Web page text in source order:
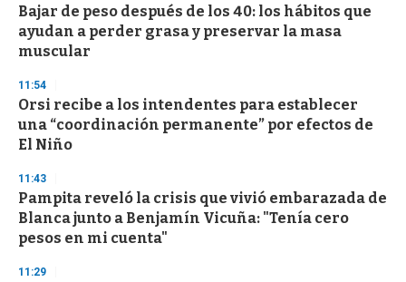
Bajar de peso después de los 40: los hábitos que
ayudan a perder grasa y preservar la masa
muscular
11:54
Orsi recibe a los intendentes para establecer
una “coordinación permanente” por efectos de
El Niño
11:43
Pampita reveló la crisis que vivió embarazada de
Blanca junto a Benjamín Vicuña: "Tenía cero
pesos en mi cuenta"
11:29